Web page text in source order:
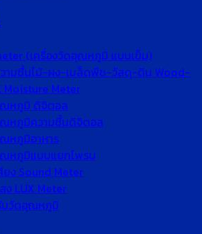
(เครื่องวัดอุณหภูมิ แบบเข็ม)
วามชื้นไม้-ผง-เมล็ดพืช-วัสดุ-ดิน Wood-
Meter
ณหภูมิ ดิจิตอล
ณหภูมิความชื้นดิจิตอล
หภูมิอาหาร
ณหภูมิแบบแยกโพรบ
ยง Sound Meter
ง LUX Meter
บวัดอุณหภูมิ